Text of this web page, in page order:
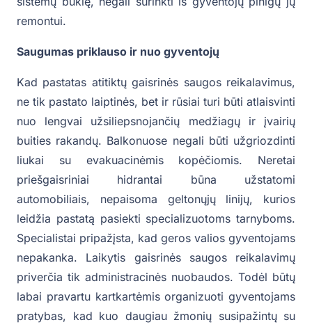
remontui.
Saugumas priklauso ir nuo gyventojų
Kad pastatas atitiktų gaisrinės saugos reikalavimus,
ne tik pastato laiptinės, bet ir rūsiai turi būti atlaisvinti
nuo lengvai užsiliepsnojančių medžiagų ir įvairių
buities rakandų. Balkonuose negali būti užgriozdinti
liukai su evakuacinėmis kopėčiomis. Neretai
priešgaisriniai hidrantai būna užstatomi
automobiliais, nepaisoma geltonųjų linijų, kurios
leidžia pastatą pasiekti specializuotoms tarnyboms.
Specialistai pripažįsta, kad geros valios gyventojams
nepakanka. Laikytis gaisrinės saugos reikalavimų
priverčia tik administracinės nuobaudos. Todėl būtų
labai pravartu kartkartėmis organizuoti gyventojams
pratybas, kad kuo daugiau žmonių susipažintų su